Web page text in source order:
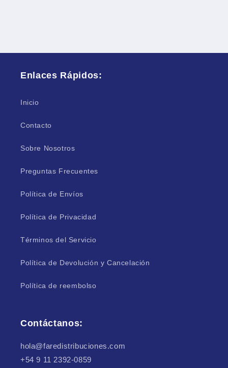
Enlaces Rápidos:
Inicio
Contacto
Sobre Nosotros
Preguntas Frecuentes
Política de Envíos
Política de Privacidad
Términos del Servicio
Política de Devolución y Cancelación
Política de reembolso
Contáctanos:
hola@faredistribuciones.com
+54 9 11 2392-0859